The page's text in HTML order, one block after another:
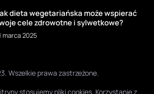
dieta wegetariańska może wspierać
cele zdrowotne i sylwetkowe?
marca 2025
Wszelkie prawa zastrzeżone.
stosujemy pliki cookies. Korzystanie z